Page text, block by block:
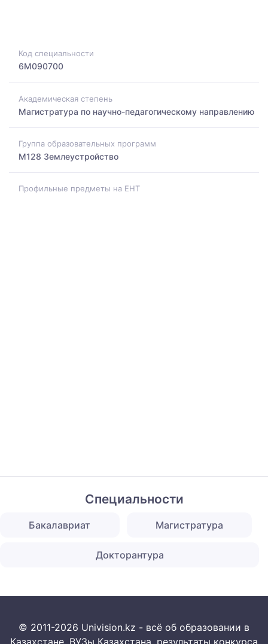
Код специальности
6M090700
Академическая степень
Магистратура по научно-педагогическому направлению
Группа образовательных программ
M128 Землеустройство
Профильные предметы на ЕНТ
Специальности
Бакалавриат Магистратура
Докторантура
© 2011-2026 Univision.kz - всё об образовании в
Казахстане. ВУЗы Казахстана, результаты конкурса